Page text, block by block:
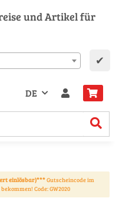
und Artikel für
✔
DE
einlösbar)***Gutscheincode im
Code: GW2020